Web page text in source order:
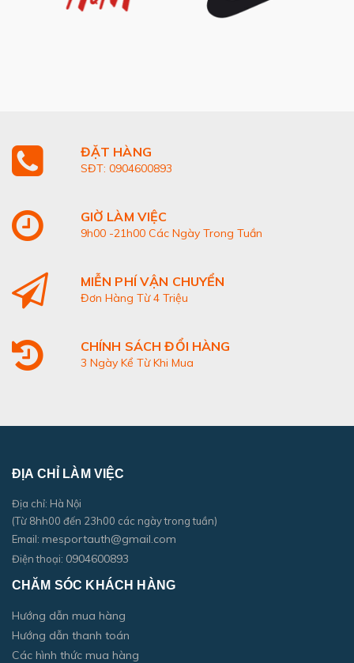
ĐẶT HÀNG
SĐT: 0904600893
GIỜ LÀM VIỆC
9h00 -21h00 Các Ngày Trong Tuần
MIỄN PHÍ VẬN CHUYỂN
Đơn Hàng Từ 4 Triệu
CHÍNH SÁCH ĐỔI HÀNG
3 Ngày Kể Từ Khi Mua
ĐỊA CHỈ LÀM VIỆC
Địa chỉ: Hà Nội
(Từ 8hh00 đến 23h00 các ngày trong tuần)
Email: mesportauth@gmail.com
Điện thoại: 0904600893
CHĂM SÓC KHÁCH HÀNG
Hướng dẫn mua hàng
Hướng dẫn thanh toán
Các hình thức mua hàng